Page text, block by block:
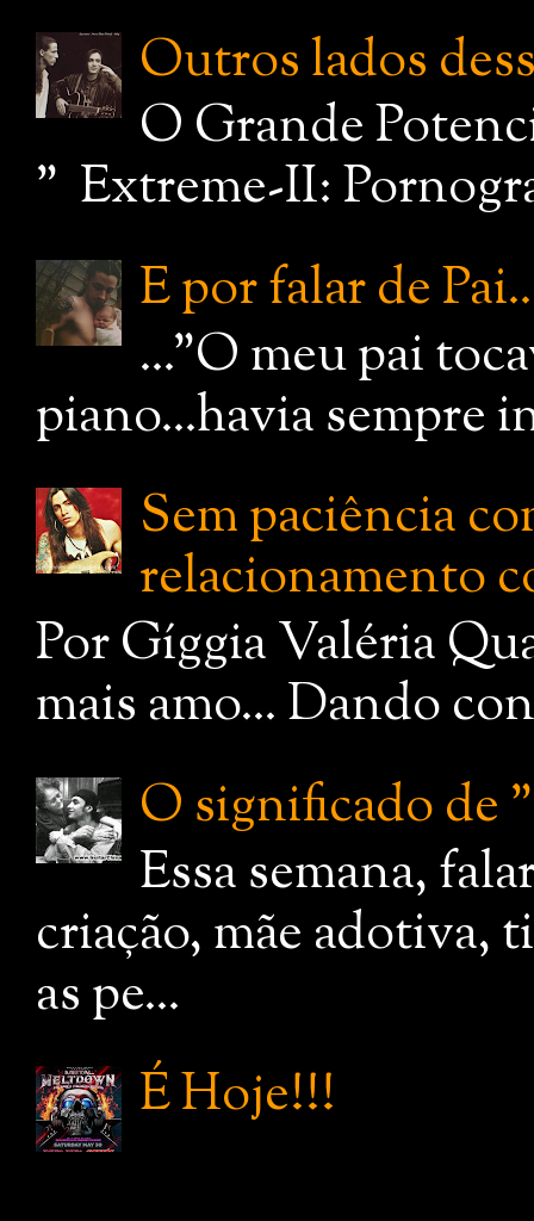
Outros lados
O Grande
" Extreme-II:
E por falar de
..."O meu pai
piano...havia sempre
Sem paciência
relacionamento
Por Gíggia Valéria
mais amo... Dando
O significado de
Essa semana,
criação, mãe adotiva,
as pe...
É Hoje!!!